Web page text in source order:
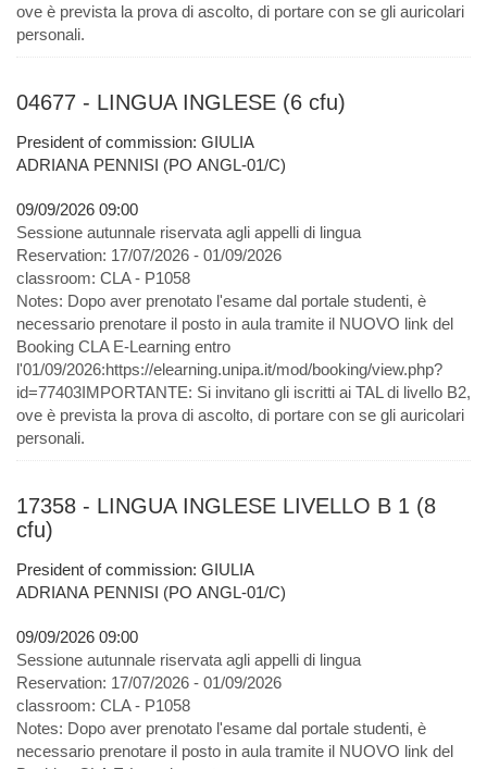
ove è prevista la prova di ascolto, di portare con se gli auricolari
personali.
04677 - LINGUA INGLESE (6 cfu)
President of commission: GIULIA
ADRIANA PENNISI (PO ANGL-01/C)
09/09/2026 09:00
Sessione autunnale riservata agli appelli di lingua
Reservation: 17/07/2026 - 01/09/2026
classroom: CLA - P1058
Notes: Dopo aver prenotato l'esame dal portale studenti, è
necessario prenotare il posto in aula tramite il NUOVO link del
Booking CLA E-Learning entro
l'01/09/2026:https://elearning.unipa.it/mod/booking/view.php?
id=77403IMPORTANTE: Si invitano gli iscritti ai TAL di livello B2,
ove è prevista la prova di ascolto, di portare con se gli auricolari
personali.
17358 - LINGUA INGLESE LIVELLO B 1 (8
cfu)
President of commission: GIULIA
ADRIANA PENNISI (PO ANGL-01/C)
09/09/2026 09:00
Sessione autunnale riservata agli appelli di lingua
Reservation: 17/07/2026 - 01/09/2026
classroom: CLA - P1058
Notes: Dopo aver prenotato l'esame dal portale studenti, è
necessario prenotare il posto in aula tramite il NUOVO link del